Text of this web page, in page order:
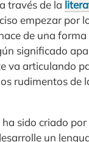
través de la
empezar por
de una
significado
va articulando
rudimentos de
sido criado
un